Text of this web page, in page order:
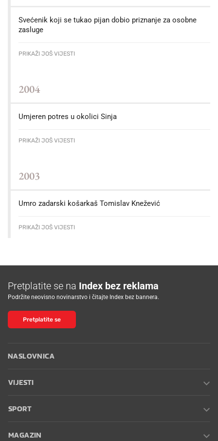
Svećenik koji se tukao pijan dobio priznanje za osobne
zasluge
PRIKAŽI JOŠ VIJESTI
2004
Umjeren potres u okolici Sinja
PRIKAŽI JOŠ VIJESTI
2003
Umro zadarski košarkaš Tomislav Knežević
PRIKAŽI JOŠ VIJESTI
Pretplatite se na Index bez reklama
Podržite neovisno novinarstvo i čitajte Index bez bannera.
Pretplatite se
NASLOVNICA
VIJESTI
SPORT
MAGAZIN